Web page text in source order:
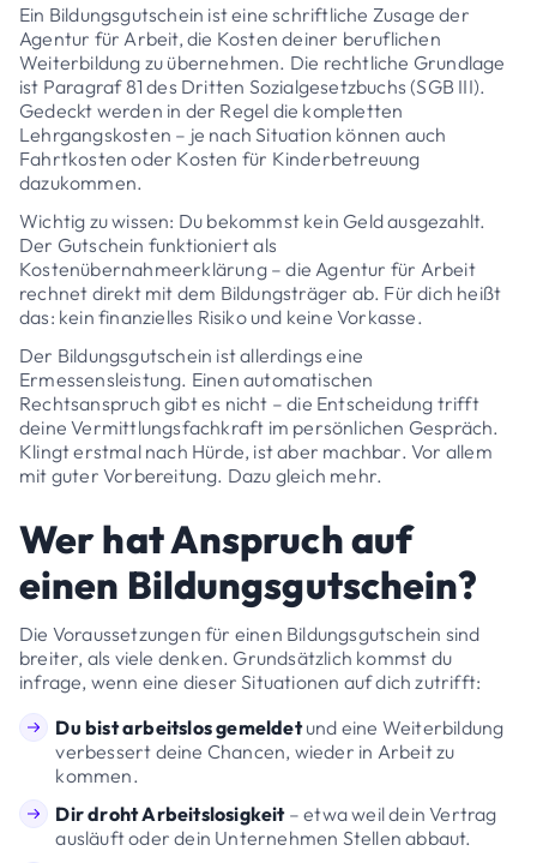
Ein Bildungsgutschein ist eine schriftliche Zusage der
Agentur für Arbeit, die Kosten deiner beruflichen
Weiterbildung zu übernehmen. Die rechtliche Grundlage
ist Paragraf 81 des Dritten Sozialgesetzbuchs (SGB III).
Gedeckt werden in der Regel die kompletten
Lehrgangskosten – je nach Situation können auch
Fahrtkosten oder Kosten für Kinderbetreuung
dazukommen.
Wichtig zu wissen: Du bekommst kein Geld ausgezahlt.
Der Gutschein funktioniert als
Kostenübernahmeerklärung – die Agentur für Arbeit
rechnet direkt mit dem Bildungsträger ab. Für dich heißt
das: kein finanzielles Risiko und keine Vorkasse.
Der Bildungsgutschein ist allerdings eine
Ermessensleistung. Einen automatischen
Rechtsanspruch gibt es nicht – die Entscheidung trifft
deine Vermittlungsfachkraft im persönlichen Gespräch.
Klingt erstmal nach Hürde, ist aber machbar. Vor allem
mit guter Vorbereitung. Dazu gleich mehr.
Wer hat Anspruch auf
einen Bildungsgutschein?
Die Voraussetzungen für einen Bildungsgutschein sind
breiter, als viele denken. Grundsätzlich kommst du
infrage, wenn eine dieser Situationen auf dich zutrifft:
Du bist arbeitslos gemeldetund eine Weiterbildung
verbessert deine Chancen, wieder in Arbeit zu
kommen.
Dir droht Arbeitslosigkeit– etwa weil dein Vertrag
ausläuft oder dein Unternehmen Stellen abbaut.